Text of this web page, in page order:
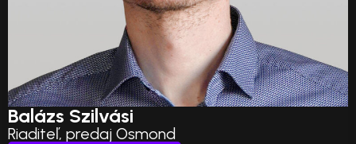
Balázs Szilvási
Riaditeľ, predaj Osmond